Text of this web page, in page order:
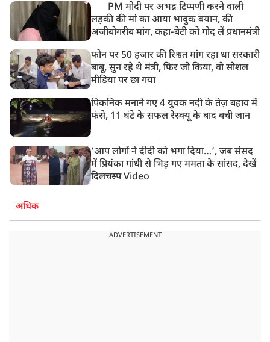
PM मोदी पर अभद्र टिप्पणी करने वाली
लड़की की मां का आया भावुक बयान, की
अजीबोगरीब मांग, कहा-बेटी को गोद लें प्रधानमंत्री
फोन पर 50 हजार की रिश्वत मांग रहा था सरकारी
बाबू, सुन रहे थे मंत्री, फिर जो किया, वो सोशल
मीडिया पर छा गया
पिकनिक मनाने गए 4 युवक नदी के तेज़ बहाव में
फंसे, 11 घंटे के सफल रेस्क्यू के बाद बची जान
‘आप लोगों ने दीदी को भगा दिया…’, जब संसद
में प्रियंका गांधी से भिड़ गए ममता के सांसद, देखें
दिलचस्प Video
अधिक
ADVERTISEMENT